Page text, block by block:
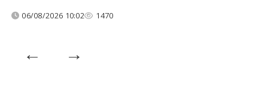
06/08/2026 10:02 1470